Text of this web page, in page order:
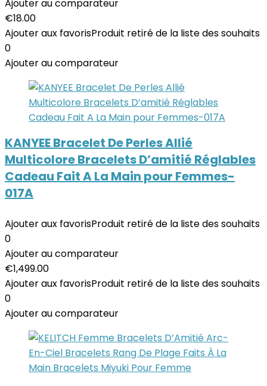
Ajouter au comparateur
€18.00
Ajouter aux favorisProduit retiré de la liste des souhaits
0
Ajouter au comparateur
KANYEE Bracelet De Perles Allié
Multicolore Bracelets D’amitié Réglables
Cadeau Fait A La Main pour Femmes-
017A
Ajouter aux favorisProduit retiré de la liste des souhaits
0
Ajouter au comparateur
€1,499.00
Ajouter aux favorisProduit retiré de la liste des souhaits
0
Ajouter au comparateur